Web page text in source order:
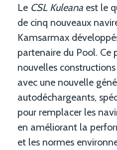
Le CSL Kuleana est le
de cinq nouveaux
Kamsarmax
partenaire du Pool. Ce
nouvelles
avec une nouvelle
autodéchargeants,
pour remplacer les
en améliorant la
et les normes